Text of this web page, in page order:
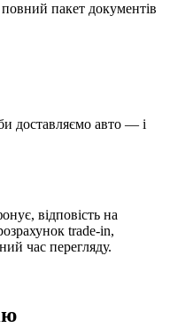
пакет документів
доставляємо авто — і
відповість на
trade-in,
час перегляду.